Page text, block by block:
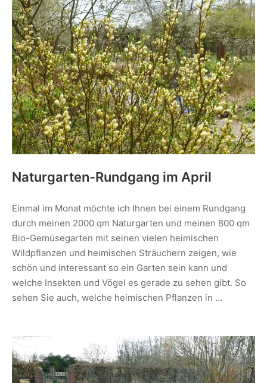
Naturgarten-Rundgang im April
Einmal im Monat möchte ich Ihnen bei einem Rundgang
durch meinen 2000 qm Naturgarten und meinen 800 qm
Bio-Gemüsegarten mit seinen vielen heimischen
Wildpflanzen und heimischen Sträuchern zeigen, wie
schön und interessant so ein Garten sein kann und
welche Insekten und Vögel es gerade zu sehen gibt. So
sehen Sie auch, welche heimischen Pflanzen in …